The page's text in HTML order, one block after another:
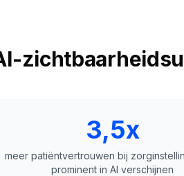
3,5x
meer patiëntvertrouwen bij
prominent in AI verschijnen